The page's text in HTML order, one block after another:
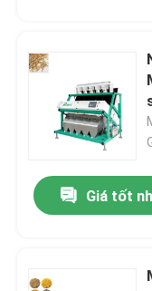
Máy phân loại
máy phân loại
Máy phân loại
Máy phân loại
Giá tốt